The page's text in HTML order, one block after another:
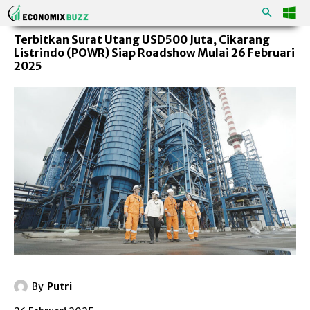
Terbitkan Surat Utang USD500 Juta, Cikarang
Listrindo (POWR) Siap Roadshow Mulai 26 Februari
2025
By Putri